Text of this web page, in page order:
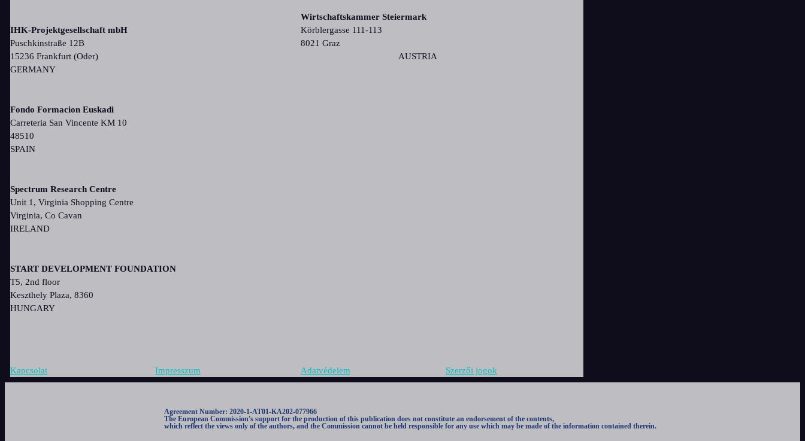
IHK-Projektgesellschaft mbH
Puschkinstraße 12B
15236 Frankfurt (Oder)
GERMANY
Fondo Formacion Euskadi
Carreteria San Vincente KM 10
48510
SPAIN
Spectrum Research Centre
Unit 1, Virginia Shopping Centre
Virginia, Co Cavan
IRELAND
START DEVELOPMENT FOUNDATION
T5, 2nd floor
Keszthely Plaza, 8360
HUNGARY
Wirtschaftskammer Steiermark
Körblergasse 111-113
8021 Graz
AUSTRIA
Kapcsolat Impresszum Adatvédelem Szerzői jogok
Agreement Number: 2020-1-AT01-KA202-077966
The European Commission's support for the production of this publication does not constitute an endorsement of the contents,
which reflect the views only of the authors, and the Commission cannot be held responsible for any use which may be made of the information contained therein.